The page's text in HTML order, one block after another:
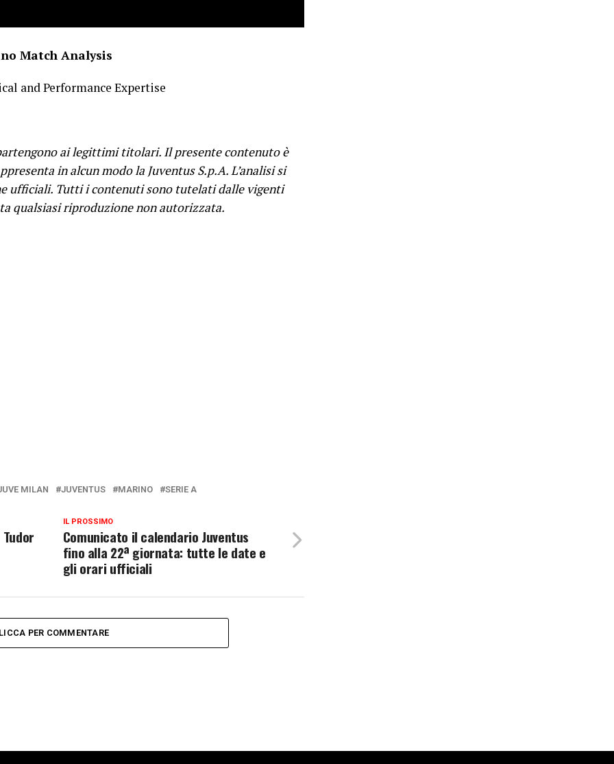
Match Analysis
and Performance Expertise
ai legittimi titolari. Il presente contenuto è
in alcun modo la Juventus S.p.A. L’analisi si
ufficiali. Tutti i contenuti sono tutelati dalle vigenti
qualsiasi riproduzione non autorizzata.
MILAN JUVENTUS MARINO SERIE A
IL PROSSIMO
Comunicato il calendario Juventus
fino alla 22ª giornata: tutte le date e
gli orari ufficiali
PER COMMENTARE